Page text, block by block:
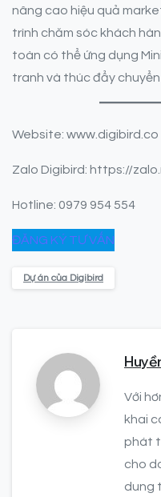
nâng cao hiệu quả
trình chăm sóc khách
toàn có thể ứng dụng
tranh và thúc đẩy
Website: www.digibird.co
Zalo Digibird: https://
Hotline: 0979 954 554
ĐĂNG KÝ TƯ VẤN
Dự án của Digibird
Với
khai
phát
cho
dung